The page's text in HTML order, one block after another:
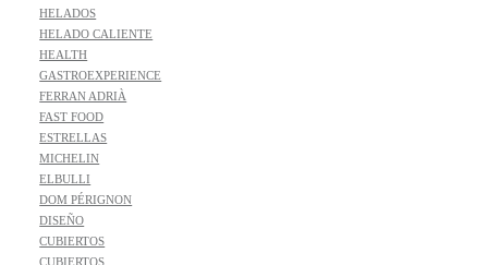
HELADOS
HELADO CALIENTE
HEALTH
GASTROEXPERIENCE
FERRAN ADRIÀ
FAST FOOD
ESTRELLAS
MICHELIN
ELBULLI
DOM PÉRIGNON
DISEÑO
CUBIERTOS
CUBIERTOS